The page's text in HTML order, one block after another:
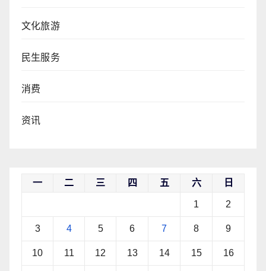
文化旅游
民生服务
消费
资讯
一 二 三 四 五 六 日
1 2
3 4 5 6 7 8 9
10 11 12 13 14 15 16